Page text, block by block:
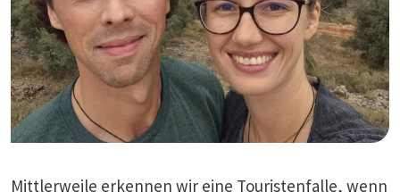
Mittlerweile erkennen wir eine Touristenfalle, wenn